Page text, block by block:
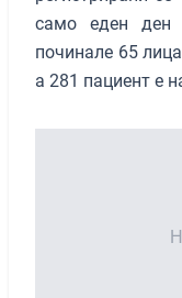
само еден ден
починале 65
а 281 пациент е